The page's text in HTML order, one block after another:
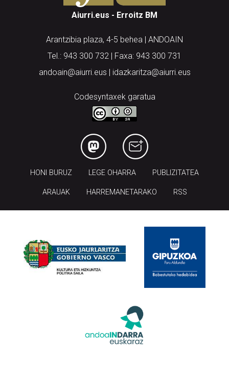
Aiurri.eus - Erroitz BM
Arantzibia plaza, 4-5 behea | ANDOAIN
Tel.: 943 300 732 | Faxa: 943 300 731
andoain@aiurri.eus | idazkaritza@aiurri.eus
Codesyntaxek garatua
HONI BURUZ LEGE OHARRA PUBLIZITATEA
ARAUAK HARREMANETARAKO RSS